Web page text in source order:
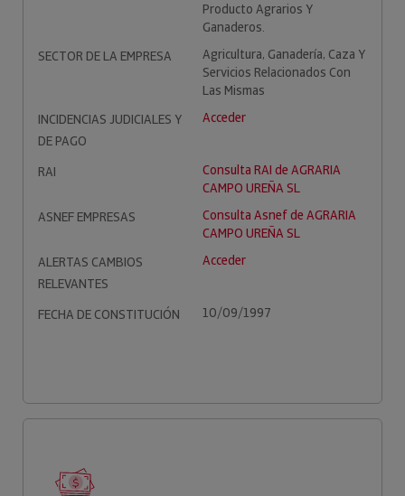
Producto Agrarios Y
Ganaderos.
SECTOR DE LA EMPRESA
Agricultura, Ganadería, Caza Y
Servicios Relacionados Con
Las Mismas
INCIDENCIAS JUDICIALES Y
DE PAGO
Acceder
RAI
Consulta RAI de AGRARIA
CAMPO UREÑA SL
ASNEF EMPRESAS
Consulta Asnef de AGRARIA
CAMPO UREÑA SL
ALERTAS CAMBIOS
RELEVANTES
Acceder
FECHA DE CONSTITUCIÓN 10/09/1997